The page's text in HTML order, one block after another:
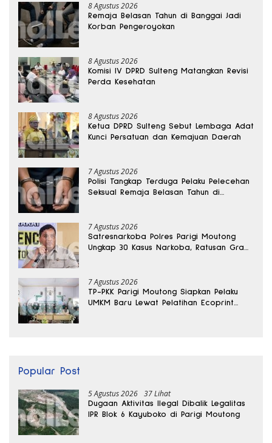
8 Agustus 2026
Remaja Belasan Tahun di Banggai Jadi
Korban Pengeroyokan
8 Agustus 2026
Komisi IV DPRD Sulteng Matangkan Revisi
Perda Kesehatan
8 Agustus 2026
Ketua DPRD Sulteng Sebut Lembaga Adat
Kunci Persatuan dan Kemajuan Daerah
7 Agustus 2026
Polisi Tangkap Terduga Pelaku Pelecehan
Seksual Remaja Belasan Tahun di
7 Agustus 2026
Satresnarkoba Polres Parigi Moutong
Ungkap 30 Kasus Narkoba, Ratusan Gram
7 Agustus 2026
TP-PKK Parigi Moutong Siapkan Pelaku
UMKM Baru Lewat Pelatihan Ecoprint
Popular Post
5 Agustus 2026 37 Lihat
Dugaan Aktivitas Ilegal Dibalik Legalitas
IPR Blok 6 Kayuboko di Parigi Moutong